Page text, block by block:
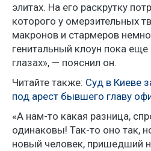
элитах. На его раскрутку
которого у омерзительных
макронов и стармеров
генитальный клоун пока еще
глазах», — пояснил он.
Читайте также: Суд в Киеве
под арест бывшего главу
«А нам-то какая разница,
одинаковы! Так-то оно так,
новый человек, пришедший